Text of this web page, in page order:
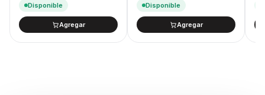
Disponible
Agregar
Disponible
Agregar